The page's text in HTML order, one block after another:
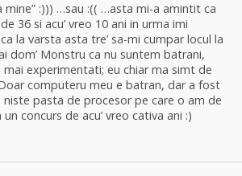
mine” :))) …sau :(( …asta mi-a amintit ca
36 si acu’ vreo 10 ani in urma imi
la varsta asta tre’ sa-mi cumpar locul la
dom’ Monstru ca nu suntem batrani,
experimentati; eu chiar ma simt de
computeru meu e batran, dar a fost
niste pasta de procesor pe care o am de
concurs de acu’ vreo cativa ani :)